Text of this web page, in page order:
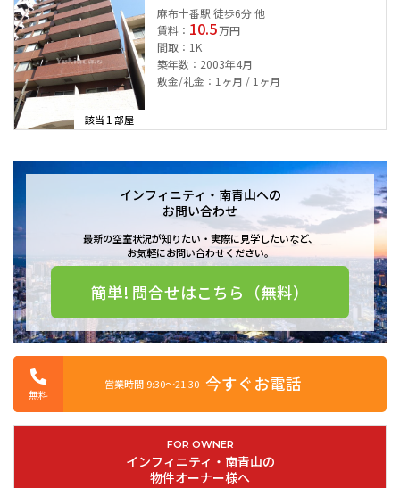
港区で長い間営業し、港区とともに成長してきたユウキホームが自信
をもってご紹介できる物件です。
最も近い東京メトロ銀座線表参道駅からは徒歩12分の好立地です。さ
らにJR山手線渋谷駅など全部で5路線が使えて、交通の便が非常に良い
です。宅配ボックスがございますので、普段忙しく荷物を受け取れな
い方にとってはとても助かります。敷地内にごみ置き場がありますの
該当1部屋
麻布十番駅 徒歩6分 他
賃料： 10.5 万円
間取：1K
築年数：2003年4月
敷金/礼金：1ヶ月 / 1ヶ月
インフィニティ・南青山への
お問い合わせ
最新の空室状況が知りたい・実際に見学したいなど、
お気軽にお問い合わせください。
簡単! 問合せはこちら（無料）
無料
営業時間 9:30〜21:30 今すぐお電話
FOR OWNER
インフィニティ・南青山の
物件オーナー様へ